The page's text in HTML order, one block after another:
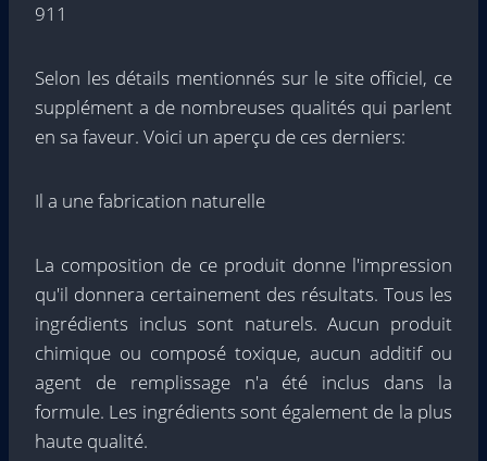
911
Selon les détails mentionnés sur le site officiel, ce
supplément a de nombreuses qualités qui parlent
en sa faveur. Voici un aperçu de ces derniers:
Il a une fabrication naturelle
La composition de ce produit donne l'impression
qu'il donnera certainement des résultats. Tous les
ingrédients inclus sont naturels. Aucun produit
chimique ou composé toxique, aucun additif ou
agent de remplissage n'a été inclus dans la
formule. Les ingrédients sont également de la plus
haute qualité.